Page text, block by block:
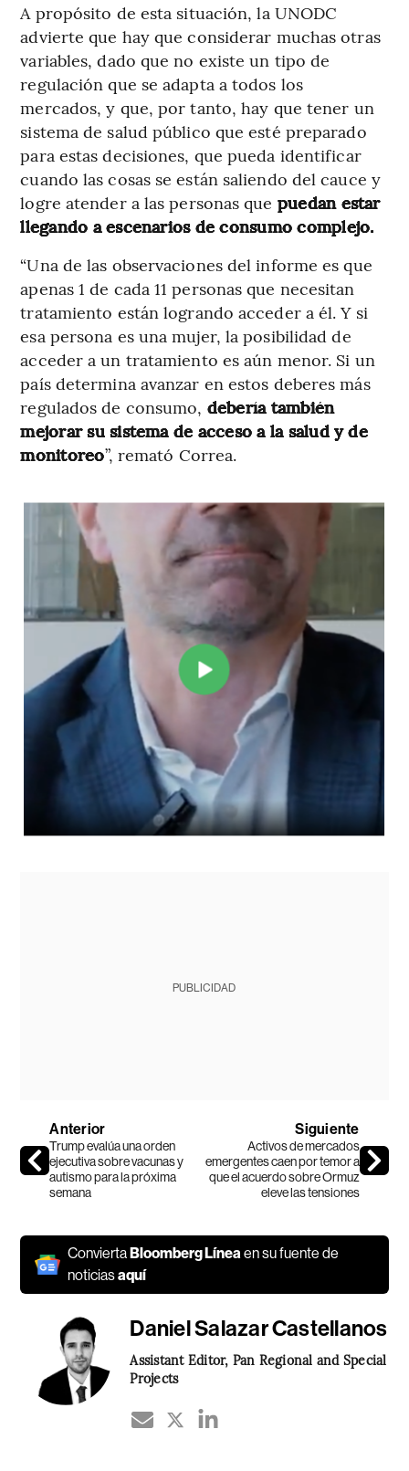
A propósito de esta situación, la UNODC
advierte que hay que considerar muchas otras
variables, dado que no existe un tipo de
regulación que se adapta a todos los
mercados, y que, por tanto, hay que tener un
sistema de salud público que esté preparado
para estas decisiones, que pueda identificar
cuando las cosas se están saliendo del cauce y
logre atender a las personas que puedan estar
llegando a escenarios de consumo complejo.
“Una de las observaciones del informe es que
apenas 1 de cada 11 personas que necesitan
tratamiento están logrando acceder a él. Y si
esa persona es una mujer, la posibilidad de
acceder a un tratamiento es aún menor. Si un
país determina avanzar en estos deberes más
regulados de consumo, debería también
mejorar su sistema de acceso a la salud y de
monitoreo”, remató Correa.
PUBLICIDAD
Anterior
Trump evalúa una orden
ejecutiva sobre vacunas y
autismo para la próxima
semana
Siguiente
Activos de mercados
emergentes caen por temor a
que el acuerdo sobre Ormuz
eleve las tensiones
ConviertaBloomberg Líneaen su fuente de
noticiasaquí
Daniel Salazar Castellanos
Assistant Editor, Pan Regional and Special
Projects